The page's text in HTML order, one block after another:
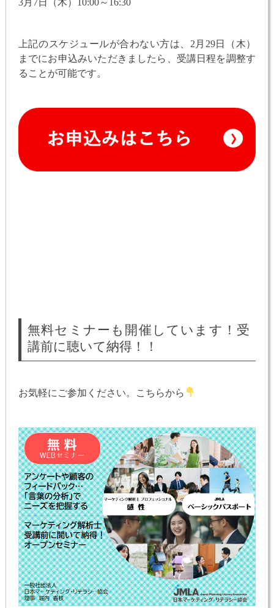
上記のスケジュールが合わない方は、2月29日（木）
までにお申込みいただきましたら、受講日程を調整す
ることが可能です。
無料セミナーも開催しています！受
講前に聴いて納得！！
お気軽にご参加ください。こちらから